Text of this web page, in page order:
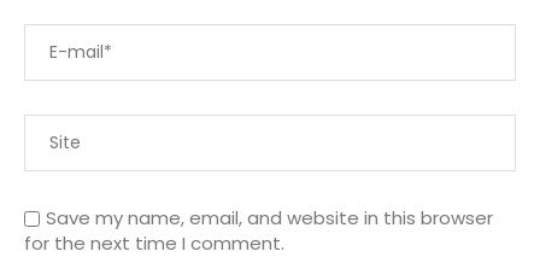
Save my name, email, and website in this browser
for the next time I comment.